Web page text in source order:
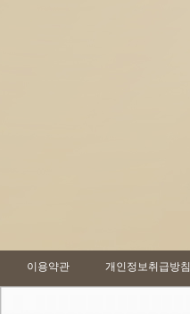
이용약관 개인정보취급방침